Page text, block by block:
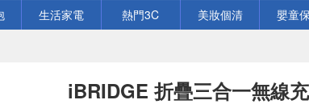
生活家電 熱門3C 美妝個清 嬰童
iBRIDGE 折疊三合一無線